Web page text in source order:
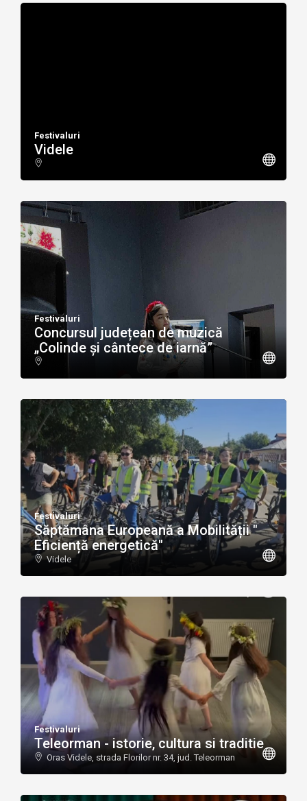
Festivaluri
Videle
Festivaluri
Concursul județean de muzică
„Colinde și cântece de iarnă”
Festivaluri
Săptămâna Europeană a Mobilității "
Eficiență energetică"
Videle
Festivaluri
Teleorman - istorie, cultura si traditie
Oras Videle, strada Florilor nr. 34, jud. Teleorman